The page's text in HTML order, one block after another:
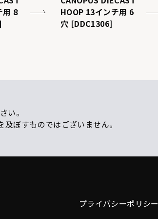
用 8
HOOP 13インチ用 6
穴 [DDC1306]
い。
ぼすものではございません。
プライバシーポリシー